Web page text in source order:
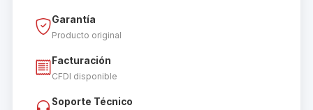
Garantía
Producto original
Facturación
CFDI disponible
Soporte Técnico